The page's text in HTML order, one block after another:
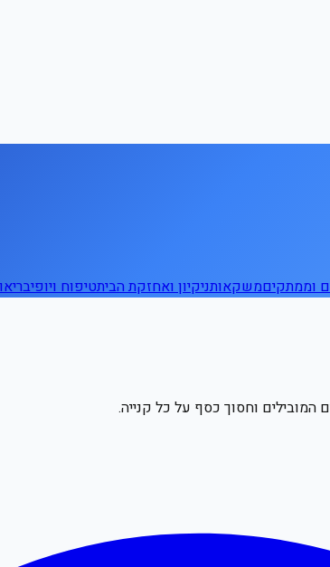
וממתקיםמשקאותניקיון ואחזקת הביתטיפוח ויופי
וחסוך כסף על כל קנייה.